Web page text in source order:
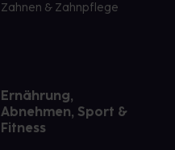
Zahnen & Zahnpflege
Ernährung,
Abnehmen, Sport &
Fitness